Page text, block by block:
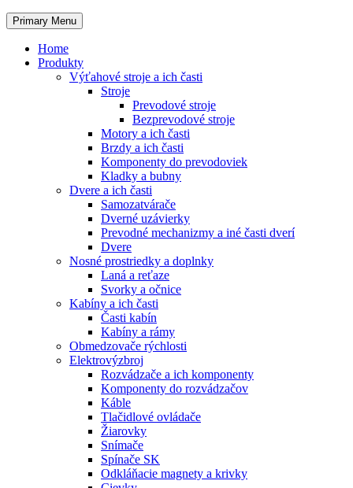
Primary Menu
Home
Produkty
Výťahové stroje a ich časti
Stroje
Prevodové stroje
Bezprevodové stroje
Motory a ich časti
Brzdy a ich časti
Komponenty do prevodoviek
Kladky a bubny
Dvere a ich časti
Samozatvárače
Dverné uzávierky
Prevodné mechanizmy a iné časti dverí
Dvere
Nosné prostriedky a doplnky
Laná a reťaze
Svorky a očnice
Kabíny a ich časti
Časti kabín
Kabíny a rámy
Obmedzovače rýchlosti
Elektrovýzbroj
Rozvádzače a ich komponenty
Komponenty do rozvádzačov
Káble
Tlačidlové ovládače
Žiarovky
Snímače
Spínače SK
Odkláňacie magnety a krivky